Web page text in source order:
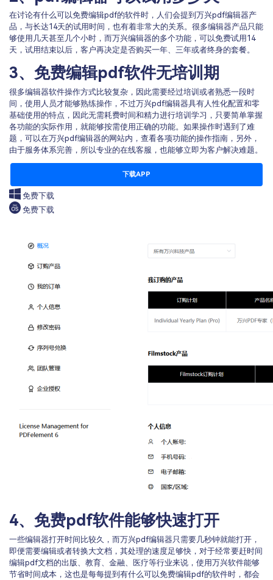
在讨论有什么可以免费编辑pdf的软件时，人们会提到万兴pdf编辑器产
品，与长达14天的试用时间，也有着非常大的关系。很多编辑器产品只能
够使用几天甚至几个小时，而万兴编辑器的多个功能，可以免费试用14
天，试用结束以后，客户再决定是否购买一年、三年或者终身的套餐。
3、免费编辑pdf软件无培训期
很多编辑器软件操作方式比较复杂，因此需要经过培训或者熟悉一段时
间，使用人员才能够熟练操作，不过万兴pdf编辑器具有人性化配置和零
基础使用的特点，因此无需耗费时间和精力进行培训学习，只要简单掌握
各功能的实际作用，就能够按需使用正确的功能。如果操作时遇到了难
题，可以在万兴pdf编辑器的网站内，查看各项功能的操作指南，另外，
由于服务体系完善，所以专业的在线客服，也能够立即为客户解决难题。
下载APP
免费下载
免费下载
4、免费pdf软件能够快速打开
一些编辑器打开时间比较久，而万兴pdf编辑器只需要几秒钟就能打开，
即便需要编辑或者转换大文档，其处理的速度足够快，对于经常要赶时间
编辑pdf文档的出版、教育、金融、医疗等行业来说，使用万兴软件能够
节省时间成本，这也是每每提到有什么可以免费编辑pdf的软件时，都会